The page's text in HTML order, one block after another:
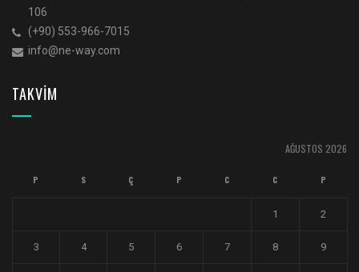
106
(+90) 553-966-7015
info@ne-way.com
TAKVİM
AĞUSTOS 2026
P S Ç P C C P
1 2
3 4 5 6 7 8 9